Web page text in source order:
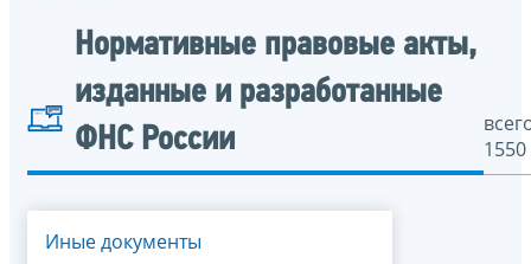
Нормативные правовые акты,
изданные и разработанные
ФНС России
1550
Иные документы